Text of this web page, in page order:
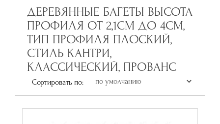
ДЕРЕВЯННЫЕ БАГЕТЫ ВЫСОТА
ПРОФИЛЯ ОТ 2,1СМ ДО 4СМ,
ТИП ПРОФИЛЯ ПЛОСКИЙ,
СТИЛЬ КАНТРИ,
КЛАССИЧЕСКИЙ, ПРОВАНС
Сортировать по: